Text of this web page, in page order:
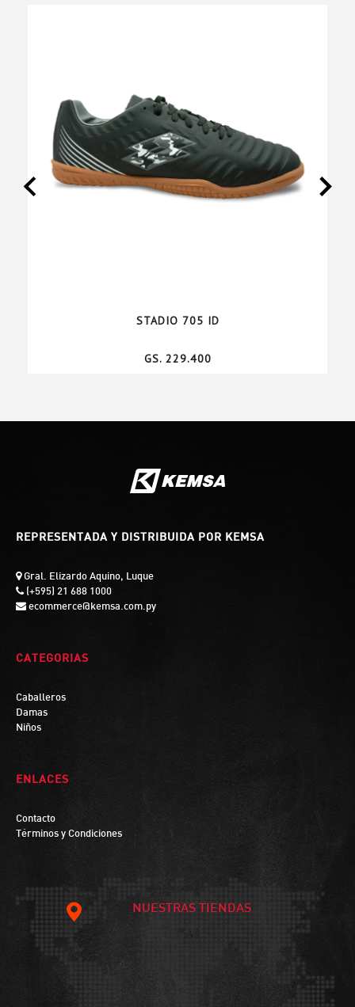
STADIO 705 ID
GS. 229.400
REPRESENTADA Y DISTRIBUIDA POR KEMSA
Gral. Elizardo Aquino, Luque
(+595) 21 688 1000
ecommerce@kemsa.com.py
CATEGORIAS
Caballeros
Damas
Niños
ENLACES
Contacto
Términos y Condiciones
NUESTRAS TIENDAS